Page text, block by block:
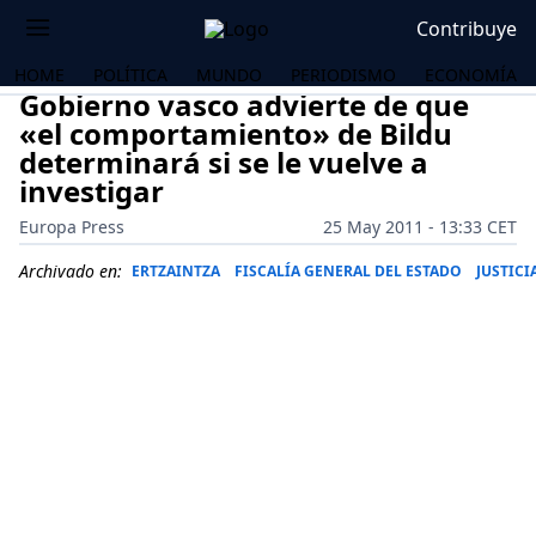
Contribuye
HOME POLÍTICA MUNDO PERIODISMO ECONOMÍA
Gobierno vasco advierte de que
«el comportamiento» de Bildu
determinará si se le vuelve a
investigar
Europa Press
25 May 2011 - 13:33 CET
Archivado en: ERTZAINTZA FISCALÍA GENERAL DEL ESTADO